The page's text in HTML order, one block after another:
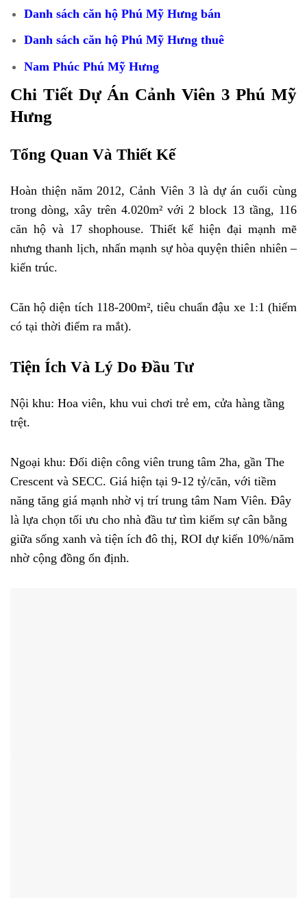
Danh sách căn hộ Phú Mỹ Hưng bán
Danh sách căn hộ Phú Mỹ Hưng thuê
Nam Phúc Phú Mỹ Hưng
Chi Tiết Dự Án Cảnh Viên 3 Phú Mỹ
Hưng
Tổng Quan Và Thiết Kế
Hoàn thiện năm 2012, Cảnh Viên 3 là dự án cuối cùng
trong dòng, xây trên 4.020m² với 2 block 13 tầng, 116
căn hộ và 17 shophouse. Thiết kế hiện đại mạnh mẽ
nhưng thanh lịch, nhấn mạnh sự hòa quyện thiên nhiên –
kiến trúc.
Căn hộ diện tích 118-200m², tiêu chuẩn đậu xe 1:1 (hiếm
có tại thời điểm ra mắt).
Tiện Ích Và Lý Do Đầu Tư
Nội khu: Hoa viên, khu vui chơi trẻ em, cửa hàng tầng
trệt.
Ngoại khu: Đối diện công viên trung tâm 2ha, gần The
Crescent và SECC. Giá hiện tại 9-12 tỷ/căn, với tiềm
năng tăng giá mạnh nhờ vị trí trung tâm Nam Viên. Đây
là lựa chọn tối ưu cho nhà đầu tư tìm kiếm sự cân bằng
giữa sống xanh và tiện ích đô thị, ROI dự kiến 10%/năm
nhờ cộng đồng ổn định.